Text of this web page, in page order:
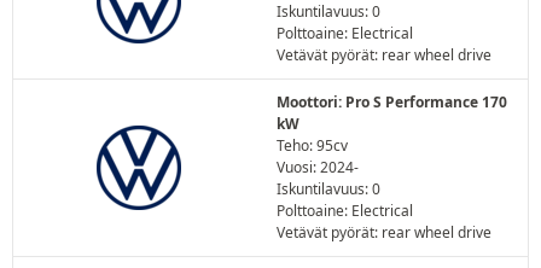
Iskuntilavuus: 0
Polttoaine: Electrical
Vetävät pyörät: rear wheel drive
Moottori: Pro S Performance 170
kW
Teho: 95cv
Vuosi: 2024-
Iskuntilavuus: 0
Polttoaine: Electrical
Vetävät pyörät: rear wheel drive